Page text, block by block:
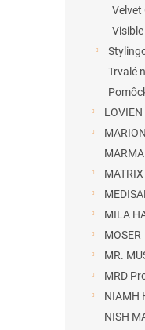
Velvet
Trvalé
LOVIEN
MARION
MATRIX
MILA
MOSER
MR.
MRD
NIAMH
NISH